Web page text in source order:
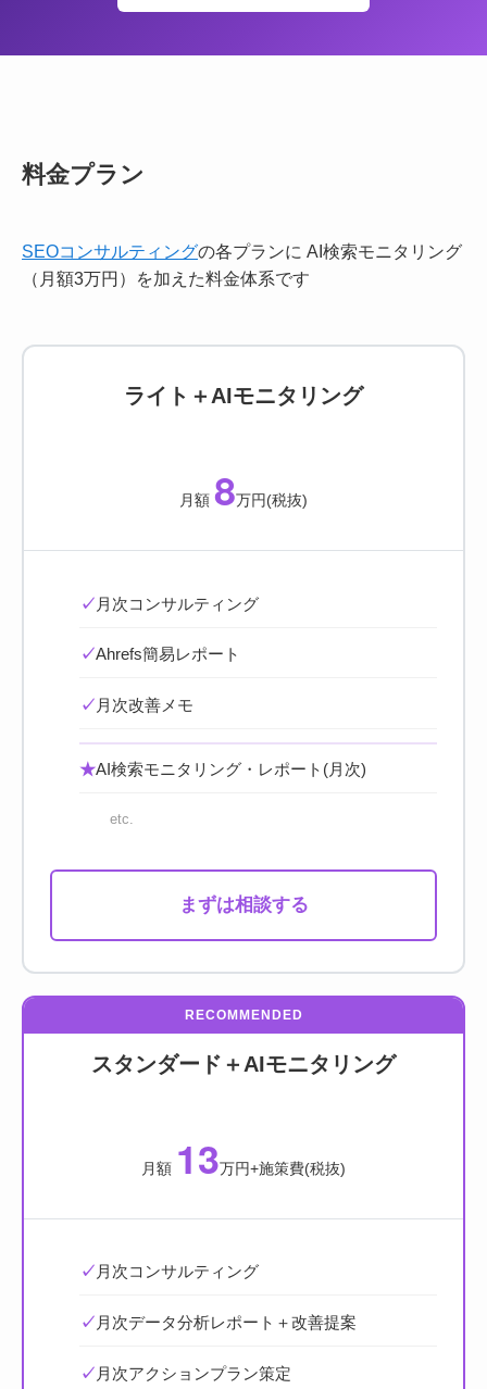
料金プラン
SEOコンサルティングの各プランに AI検索モニタリング
（月額3万円）を加えた料金体系です
ライト＋AIモニタリング
月額 8万円(税抜)
✓ 月次コンサルティング
✓Ahrefs簡易レポート
✓ 月次改善メモ
★AI検索モニタリング・レポート(月次)
etc.
まずは相談する
RECOMMENDED
スタンダード＋AIモニタリング
月額 13万円+施策費(税抜)
✓ 月次コンサルティング
✓ 月次データ分析レポート＋改善提案
✓ 月次アクションプラン策定